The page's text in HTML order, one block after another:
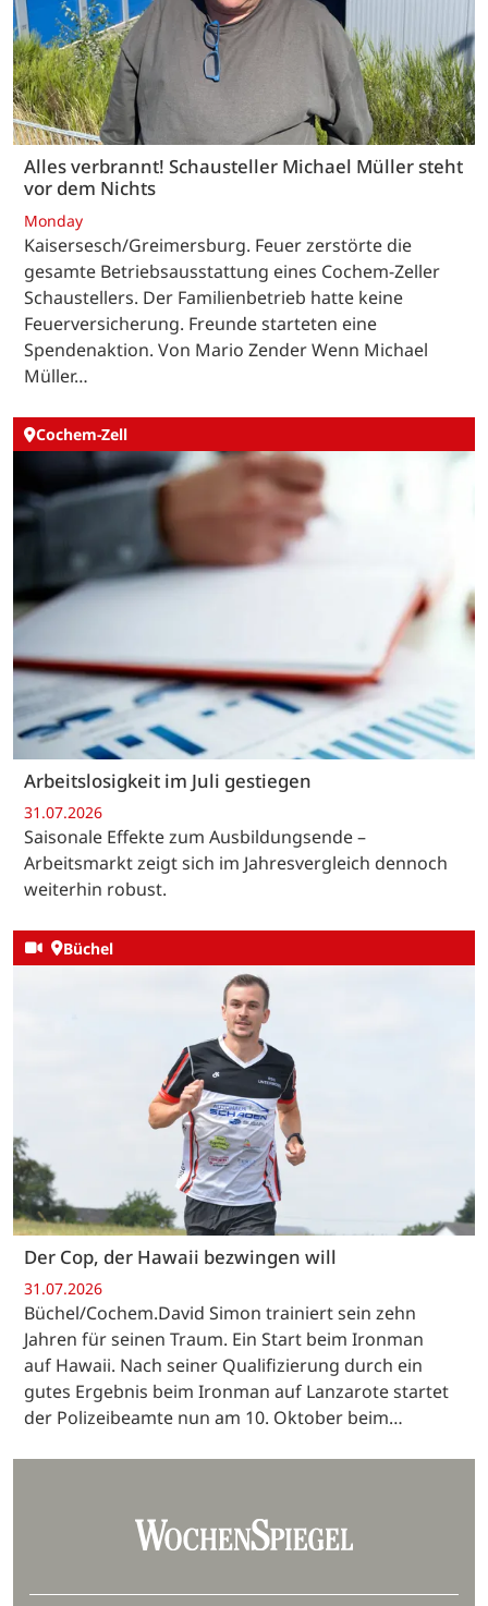
Alles verbrannt! Schausteller Michael Müller steht
vor dem Nichts
Monday
Kaisersesch/Greimersburg. Feuer zerstörte die
gesamte Betriebsausstattung eines Cochem-Zeller
Schaustellers. Der Familienbetrieb hatte keine
Feuerversicherung. Freunde starteten eine
Spendenaktion. Von Mario Zender Wenn Michael
Müller…
Cochem-Zell
Arbeitslosigkeit im Juli gestiegen
31.07.2026
Saisonale Effekte zum Ausbildungsende –
Arbeitsmarkt zeigt sich im Jahresvergleich dennoch
weiterhin robust.
Büchel
Der Cop, der Hawaii bezwingen will
31.07.2026
Büchel/Cochem.David Simon trainiert sein zehn
Jahren für seinen Traum. Ein Start beim Ironman
auf Hawaii. Nach seiner Qualifizierung durch ein
gutes Ergebnis beim Ironman auf Lanzarote startet
der Polizeibeamte nun am 10. Oktober beim…